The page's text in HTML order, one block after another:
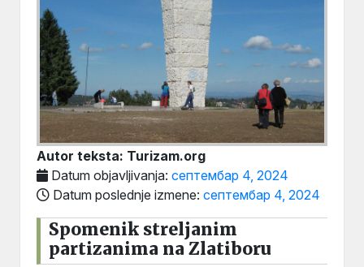
Autor teksta: Turizam.org
Datum objavljivanja: септембар 4, 2024
Datum poslednje izmene: септембар 4, 2024
Spomenik streljanim
partizanima na Zlatiboru